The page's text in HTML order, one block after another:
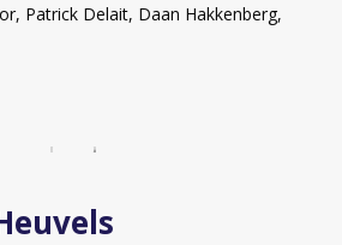
Patrick Delait, Daan Hakkenberg,